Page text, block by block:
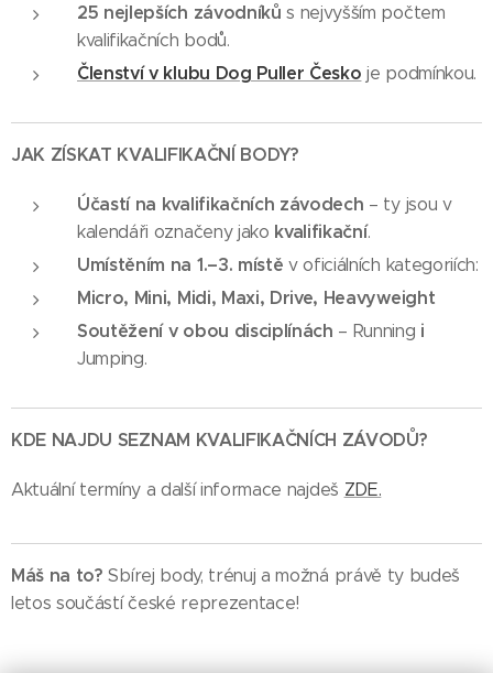
25 nejlepších závodníků s nejvyšším počtem
kvalifikačních bodů.
Členství v klubu Dog Puller Česko je podmínkou.
JAK ZÍSKAT KVALIFIKAČNÍ BODY?
Účastí na kvalifikačních závodech – ty jsou v
kalendáři označeny jako kvalifikační.
Umístěním na 1.–3. místě v oficiálních kategoriích:
Micro, Mini, Midi, Maxi, Drive, Heavyweight
Soutěžení v obou disciplínách – Running i
Jumping.
KDE NAJDU SEZNAM KVALIFIKAČNÍCH ZÁVODŮ?
Aktuální termíny a další informace najdeš ZDE.
Máš na to? Sbírej body, trénuj a možná právě ty budeš
letos součástí české reprezentace!